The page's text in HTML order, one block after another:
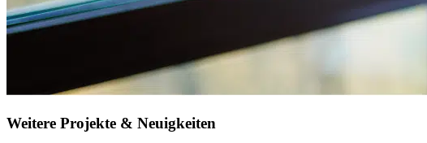
Weitere Projekte & Neuigkeiten